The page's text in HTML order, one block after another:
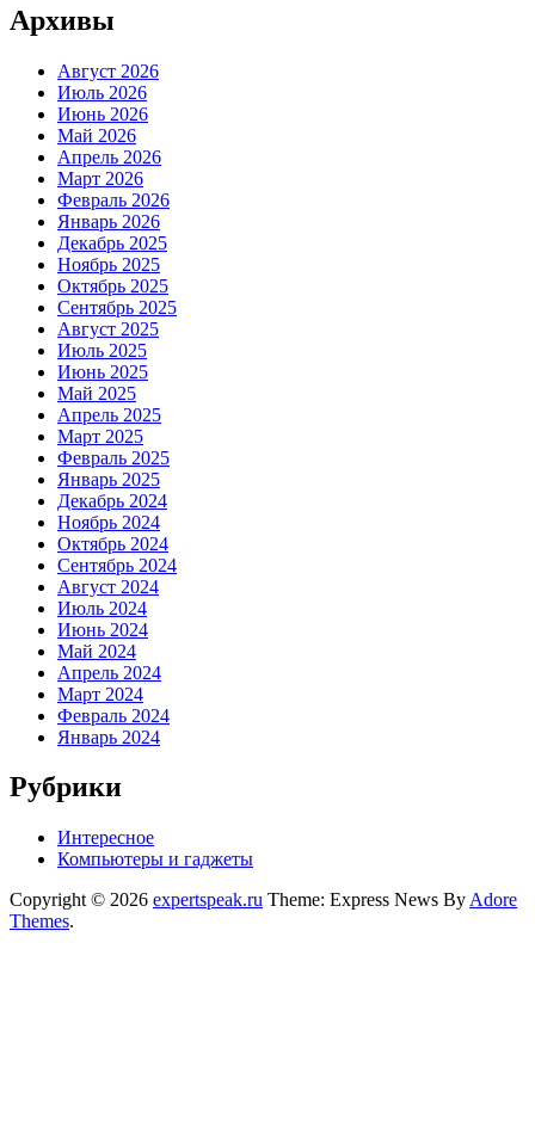
Архивы
Август 2026
Июль 2026
Июнь 2026
Май 2026
Апрель 2026
Март 2026
Февраль 2026
Январь 2026
Декабрь 2025
Ноябрь 2025
Октябрь 2025
Сентябрь 2025
Август 2025
Июль 2025
Июнь 2025
Май 2025
Апрель 2025
Март 2025
Февраль 2025
Январь 2025
Декабрь 2024
Ноябрь 2024
Октябрь 2024
Сентябрь 2024
Август 2024
Июль 2024
Июнь 2024
Май 2024
Апрель 2024
Март 2024
Февраль 2024
Январь 2024
Рубрики
Интересное
Компьютеры и гаджеты
Copyright © 2026 expertspeak.ru Theme: Express News By Adore
Themes.